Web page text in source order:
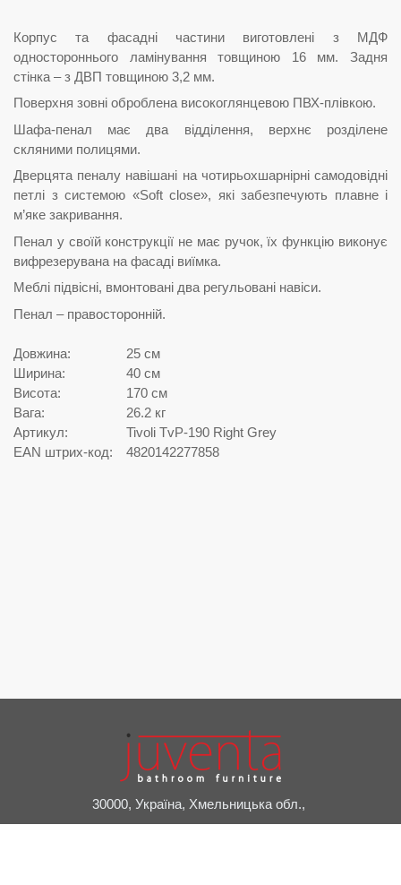
Корпус та фасадні частини виготовлені з МДФ
одностороннього ламінування товщиною 16 мм. Задня
стінка – з ДВП товщиною 3,2 мм.
Поверхня зовні оброблена високоглянцевою ПВХ-плівкою.
Шафа-пенал має два відділення, верхнє розділене
скляними полицями.
Дверцята пеналу навішані на чотирьохшарнірні самодовідні
петлі з системою «Soft close», які забезпечують плавне і
м’яке закривання.
Пенал у своїй конструкції не має ручок, їх функцію виконує
вифрезерувана на фасаді виїмка.
Меблі підвісні, вмонтовані два регульовані навіси.
Пенал – правосторонній.
Довжина:
25 см
Ширина:
40 см
Висота:
170 см
Вага:
26.2 кг
Артикул:
Tivoli TvP-190 Right Grey
EAN штрих-код:
4820142277858
30000, Україна, Хмельницька обл.,